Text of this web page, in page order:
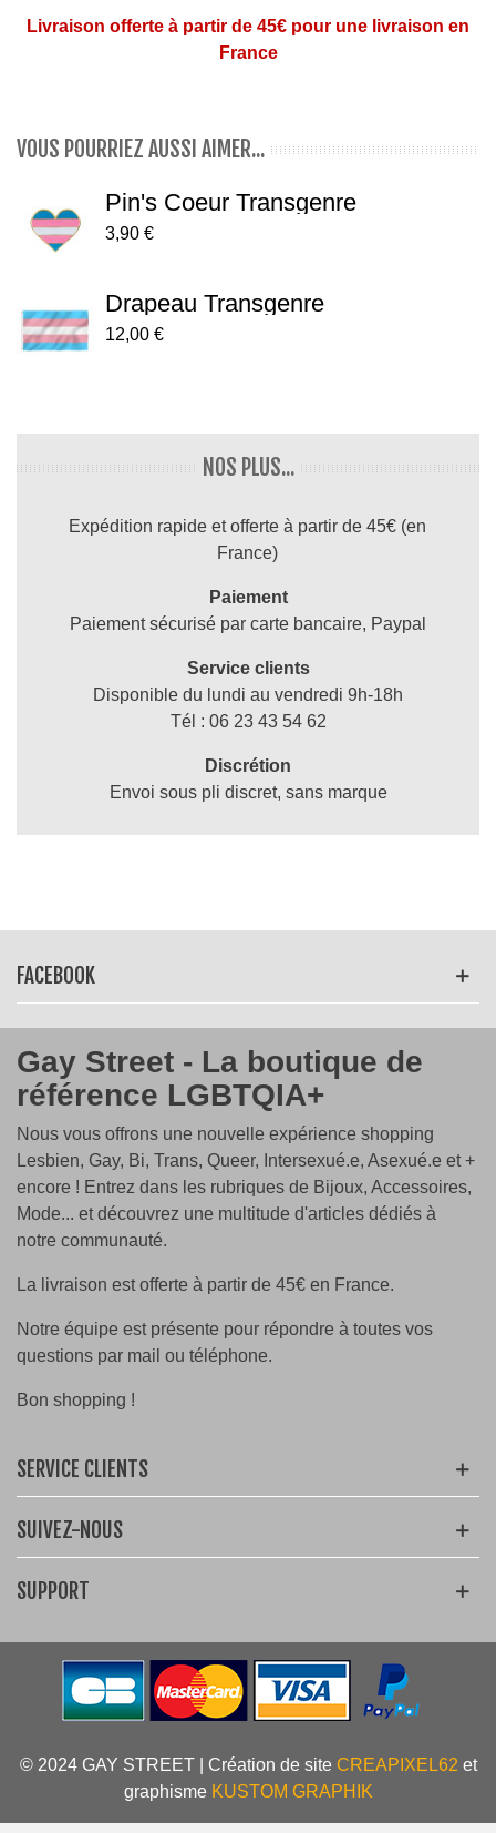
Dimensions : 1,2 cm de large et 1,2 cm de hauteur
Matière : acrylique sur le devant et en acier chirurgical
Livraison offerte à partir de 45€ pour une livraison en
France
VOUS POURRIEZ AUSSI AIMER...
Pin's Coeur Transgenre
3,90 €
Drapeau Transgenre
12,00 €
NOS PLUS...
Expédition rapide et offerte à partir de 45€ (en
France)
Paiement
Paiement sécurisé par carte bancaire, Paypal
Service clients
Disponible du lundi au vendredi 9h-18h
Tél : 06 23 43 54 62
Discrétion
Envoi sous pli discret, sans marque
FACEBOOK
Gay Street - La boutique de
référence LGBTQIA+
Nous vous offrons une nouvelle expérience shopping
Lesbien, Gay, Bi, Trans, Queer, Intersexué.e, Asexué.e et +
encore ! Entrez dans les rubriques de Bijoux, Accessoires,
Mode... et découvrez une multitude d'articles dédiés à
notre communauté.
La livraison est offerte à partir de 45€ en France.
Notre équipe est présente pour répondre à toutes vos
questions par mail ou téléphone.
Bon shopping !
SERVICE CLIENTS
SUIVEZ-NOUS
SUPPORT
© 2024 GAY STREET | Création de site CREAPIXEL62 et
graphisme KUSTOM GRAPHIK